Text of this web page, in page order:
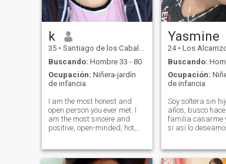
k
35 • Santiago de los Caballeros, Santiago, Rep. Dominicana
Buscando: Hombre 33 - 80
Ocupación: Niñera-jardín
de infancia
I am the most honest and
open person you ever met. I
am the most sincere and
positive, open-minded, hot,
true love and create a
Yasmine
24 • Los Alcarrizos, Santo
Buscando:
Ocupación:
de infancia
Soy soltera sin
años, busco
familia casarme
si así lo
hermano pero no